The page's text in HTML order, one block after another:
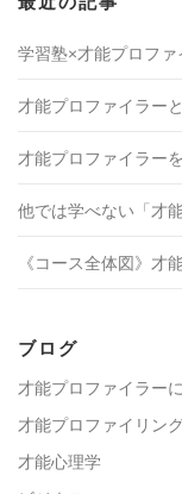
学習塾×才能プロフ
才能プロファイラー
才能プロファイラー
他では学べない「才
《コース全体図》才
ブログ
才能プロファイラー
才能プロファイリン
才能心理学